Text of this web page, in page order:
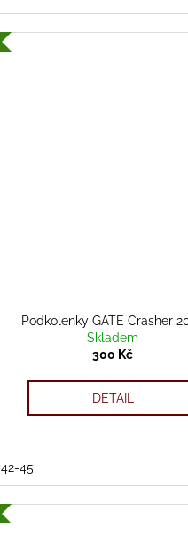
Podkolenky GATE Crasher
Skladem
300 Kč
DETAIL
42-45